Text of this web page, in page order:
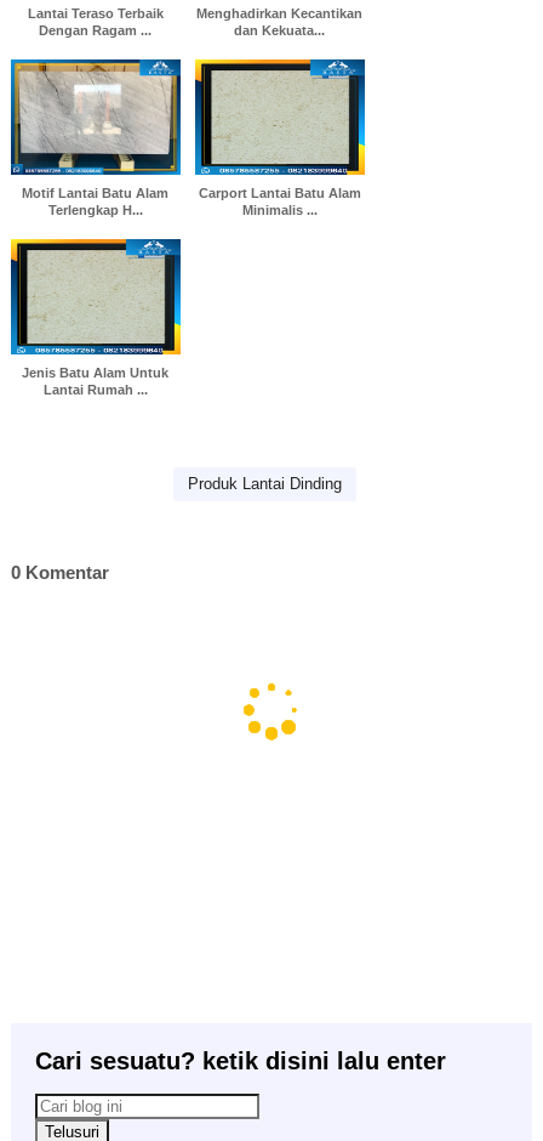
Lantai Teraso Terbaik
Dengan Ragam ...
Menghadirkan Kecantikan
dan Kekuata...
Motif Lantai Batu Alam
Terlengkap H...
Carport Lantai Batu Alam
Minimalis ...
Jenis Batu Alam Untuk
Lantai Rumah ...
Produk Lantai Dinding
0 Komentar
Cari sesuatu? ketik disini lalu enter